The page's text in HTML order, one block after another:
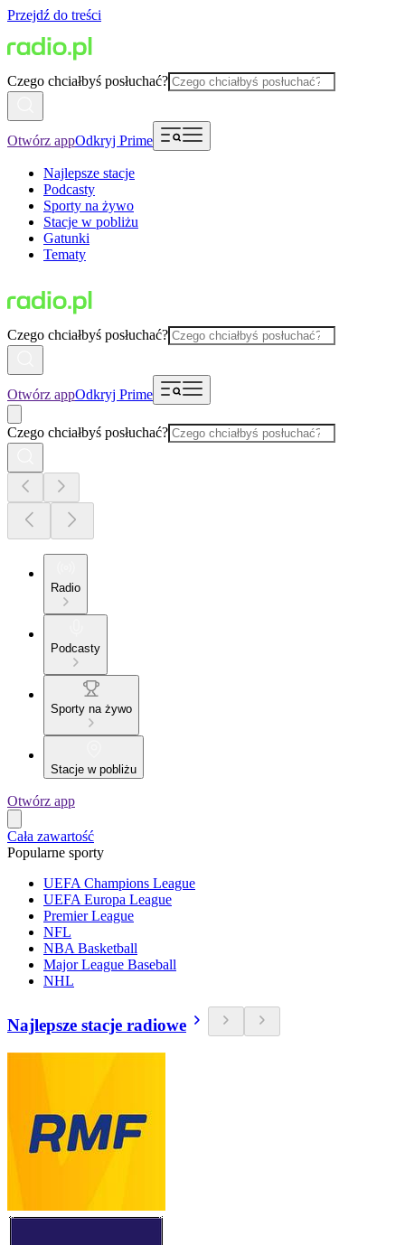
Przejdź do treści
Czego chciałbyś posłuchać?
Otwórz appOdkryj Prime
Najlepsze stacje
Podcasty
Sporty na żywo
Stacje w pobliżu
Gatunki
Tematy
Czego chciałbyś posłuchać?
Otwórz appOdkryj Prime
Czego chciałbyś posłuchać?
Radio
Podcasty
Sporty na żywo
Stacje w pobliżu
Otwórz app
Cała zawartość
Popularne sporty
UEFA Champions League
UEFA Europa League
Premier League
NFL
NBA Basketball
Major League Baseball
NHL
Najlepsze stacje radiowe